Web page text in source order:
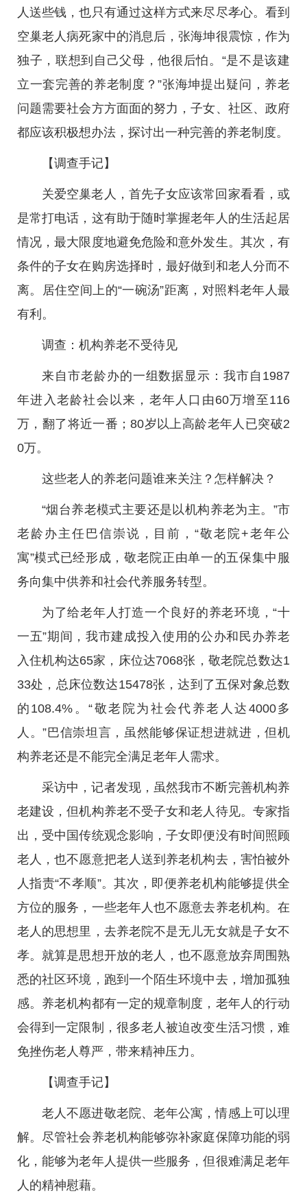
人送些钱，也只有通过这样方式来尽尽孝心。看到
空巢老人病死家中的消息后，张海坤很震惊，作为
独子，联想到自己父母，他很后怕。“是不是该建
立一套完善的养老制度？”张海坤提出疑问，养老
问题需要社会方方面面的努力，子女、社区、政府
都应该积极想办法，探讨出一种完善的养老制度。
【调查手记】
关爱空巢老人，首先子女应该常回家看看，或
是常打电话，这有助于随时掌握老年人的生活起居
情况，最大限度地避免危险和意外发生。其次，有
条件的子女在购房选择时，最好做到和老人分而不
离。居住空间上的“一碗汤”距离，对照料老年人最
有利。
调查：机构养老不受待见
来自市老龄办的一组数据显示：我市自1987
年进入老龄社会以来，老年人口由60万增至116
万，翻了将近一番；80岁以上高龄老年人已突破2
0万。
这些老人的养老问题谁来关注？怎样解决？
“烟台养老模式主要还是以机构养老为主。”市
老龄办主任巴信崇说，目前，“敬老院+老年公
寓”模式已经形成，敬老院正由单一的五保集中服
务向集中供养和社会代养服务转型。
为了给老年人打造一个良好的养老环境，“十
一五”期间，我市建成投入使用的公办和民办养老
入住机构达65家，床位达7068张，敬老院总数达1
33处，总床位数达15478张，达到了五保对象总数
的108.4%。“敬老院为社会代养老人达4000多
人。”巴信崇坦言，虽然能够保证想进就进，但机
构养老还是不能完全满足老年人需求。
采访中，记者发现，虽然我市不断完善机构养
老建设，但机构养老不受子女和老人待见。专家指
出，受中国传统观念影响，子女即便没有时间照顾
老人，也不愿意把老人送到养老机构去，害怕被外
人指责“不孝顺”。其次，即便养老机构能够提供全
方位的服务，一些老年人也不愿意去养老机构。在
老人的思想里，去养老院不是无儿无女就是子女不
孝。就算是思想开放的老人，也不愿意放弃周围熟
悉的社区环境，跑到一个陌生环境中去，增加孤独
感。养老机构都有一定的规章制度，老年人的行动
会得到一定限制，很多老人被迫改变生活习惯，难
免挫伤老人尊严，带来精神压力。
【调查手记】
老人不愿进敬老院、老年公寓，情感上可以理
解。尽管社会养老机构能够弥补家庭保障功能的弱
化，能够为老年人提供一些服务，但很难满足老年
人的精神慰藉。